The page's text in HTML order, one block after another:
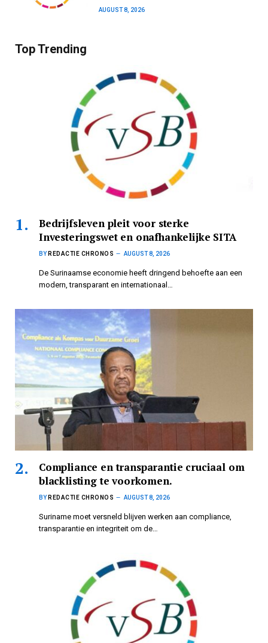
AUGUST 8, 2026
Top Trending
Bedrijfsleven pleit voor sterke
Investeringswet en onafhankelijke SITA
BY REDACTIE CHRONOS AUGUST 8, 2026
De Surinaamse economie heeft dringend behoefte aan een
modern, transparant en internationaal…
Compliance en transparantie cruciaal om
blacklisting te voorkomen.
BY REDACTIE CHRONOS AUGUST 8, 2026
Suriname moet versneld blijven werken aan compliance,
transparantie en integriteit om de…